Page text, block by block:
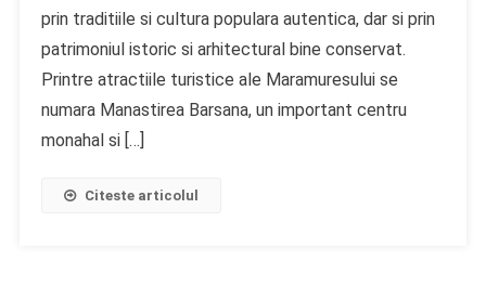
prin traditiile si cultura populara autentica, dar si prin
patrimoniul istoric si arhitectural bine conservat.
Printre atractiile turistice ale Maramuresului se
numara Manastirea Barsana, un important centru
monahal si […]
Citeste articolul